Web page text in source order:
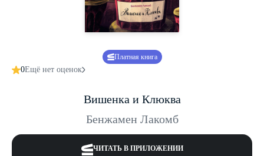
Платная книга
0Ещё нет оценок
Вишенка и Клюква
Бенжамен Лакомб
ЧИТАТЬ В ПРИЛОЖЕНИИ